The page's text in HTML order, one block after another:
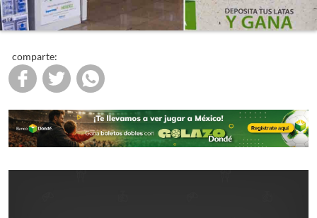
comparte: